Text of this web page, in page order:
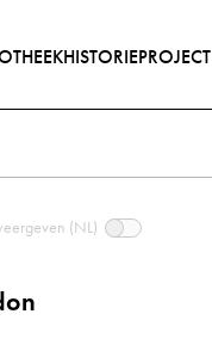
HISTORIEPROJECT
(NL)